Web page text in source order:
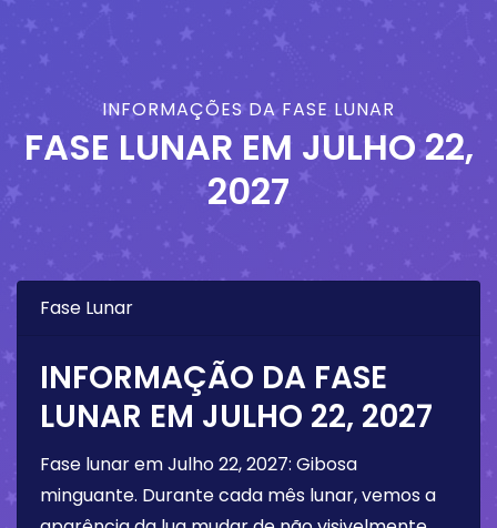
INFORMAÇÕES DA FASE LUNAR
FASE LUNAR EM JULHO 22,
2027
Fase Lunar
INFORMAÇÃO DA FASE
LUNAR EM JULHO 22, 2027
Fase lunar emJulho 22, 2027: Gibosa
minguante. Durante cada mês lunar, vemos a